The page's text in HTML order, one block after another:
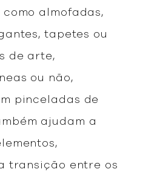
almofadas,
tapetes ou
de arte,
ou não,
pinceladas de
ajudam a
transição entre os